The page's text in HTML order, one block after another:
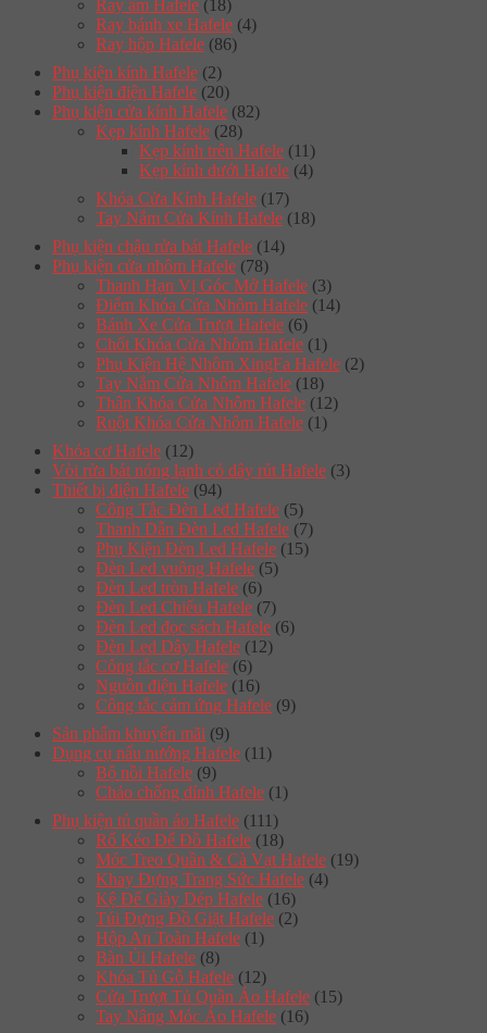
Ray âm Hafele (18)
Ray bánh xe Hafele (4)
Ray hộp Hafele (86)
Phụ kiện kính Hafele (2)
Phụ kiện điện Hafele (20)
Phụ kiện cửa kính Hafele (82)
Kẹp kính Hafele (28)
Kẹp kính trên Hafele (11)
Kẹp kính dưới Hafele (4)
Khóa Cửa Kính Hafele (17)
Tay Nắm Cửa Kính Hafele (18)
Phụ kiện chậu rửa bát Hafele (14)
Phụ kiện cửa nhôm Hafele (78)
Thanh Hạn Vị Góc Mở Hafele (3)
Điểm Khóa Cửa Nhôm Hafele (14)
Bánh Xe Cửa Trượt Hafele (6)
Chốt Khóa Cửa Nhôm Hafele (1)
Phụ Kiện Hệ Nhôm XingFa Hafele (2)
Tay Nắm Cửa Nhôm Hafele (18)
Thân Khóa Cửa Nhôm Hafele (12)
Ruột Khóa Cửa Nhôm Hafele (1)
Khóa cơ Hafele (12)
Vòi rửa bát nóng lạnh có dây rút Hafele (3)
Thiết bị điện Hafele (94)
Công Tắc Đèn Led Hafele (5)
Thanh Dẫn Đèn Led Hafele (7)
Phụ Kiện Đèn Led Hafele (15)
Đèn Led vuông Hafele (5)
Đèn Led tròn Hafele (6)
Đèn Led Chiếu Hafele (7)
Đèn Led đọc sách Hafele (6)
Đèn Led Dây Hafele (12)
Công tắc cơ Hafele (6)
Nguồn điện Hafele (16)
Công tắc cảm ứng Hafele (9)
Sản phẩm khuyến mãi (9)
Dụng cụ nấu nướng Hafele (11)
Bộ nồi Hafele (9)
Chảo chống dính Hafele (1)
Phụ kiện tủ quần áo Hafele (111)
Rổ Kéo Để Đồ Hafele (18)
Móc Treo Quần & Cà Vạt Hafele (19)
Khay Đựng Trang Sức Hafele (4)
Kệ Để Giày Dép Hafele (16)
Túi Đựng Đồ Giặt Hafele (2)
Hộp An Toàn Hafele (1)
Bàn Ủi Hafele (8)
Khóa Tủ Gỗ Hafele (12)
Cửa Trượt Tủ Quần Áo Hafele (15)
Tay Nâng Móc Áo Hafele (16)